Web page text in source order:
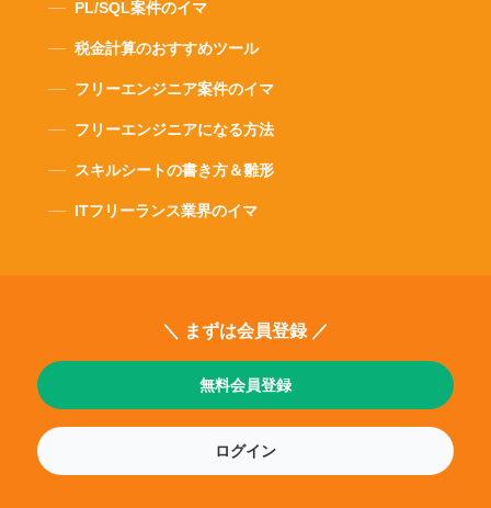
PL/SQL案件のイマ
税金計算のおすすめツール
フリーエンジニア案件のイマ
フリーエンジニアになる方法
スキルシートの書き方＆雛形
ITフリーランス業界のイマ
＼ まずは会員登録 ／
無料会員登録
ログイン